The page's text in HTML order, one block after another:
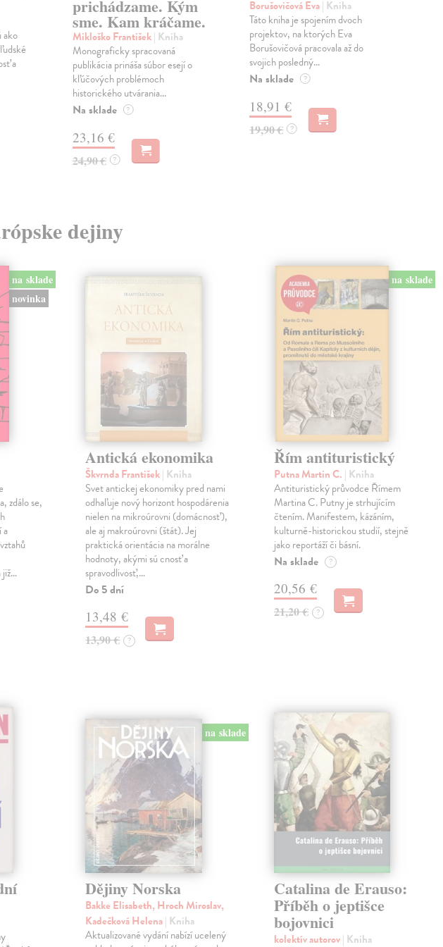
ako
a
prichádzame. Kým
sme. Kam kráčame.
Mikloško František| Kniha
Monograficky spracovaná
publikácia prináša súbor esejí o
kľúčových problémoch
historického utvárania...
Na sklade ?
23,16 €
24,90 € ?
Borušovičová Eva| Kniha
Táto kniha je spojením dvoch
projektov, na ktorých Eva
Borušovičová pracovala až do
svojich posledný...
Na sklade ?
18,91 €
19,90 € ?
dejiny
na sklade
novinka
zdálo se,
již…
Antická ekonomika
Škvrnda František| Kniha
Svet antickej ekonomiky pred nami
odhaľuje nový horizont hospodárenia
nielen na mikroúrovni (domácnosť),
ale aj makroúrovni (štát). Jej
praktická orientácia na morálne
hodnoty, akými sú cnosť a
spravodlivosť,…
Do 5 dní
13,48 €
13,90 € ?
na sklade
Řím antituristický
Putna Martin C. | Kniha
Antituristický průvodce Římem
Martina C. Putny je strhujícím
čtením. Manifestem, kázáním,
kulturně-historickou studií, stejně
jako reportáží či básní.
Na sklade ?
20,56 €
21,20 € ?
na sklade
Dějiny Norska
Bakke Elisabeth, Hroch Miroslav,
Kadečková Helena| Kniha
Aktualizované vydání nabízí ucelený
Catalina de Erauso:
Příběh o jeptišce
bojovnici
kolektív autorov| Kniha